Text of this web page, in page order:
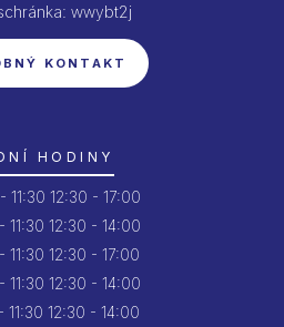
wwybt2j
KONTAKT
HODINY
11:30 12:30 - 17:00
11:30 12:30 - 14:00
11:30 12:30 - 17:00
11:30 12:30 - 14:00
11:30 12:30 - 14:00